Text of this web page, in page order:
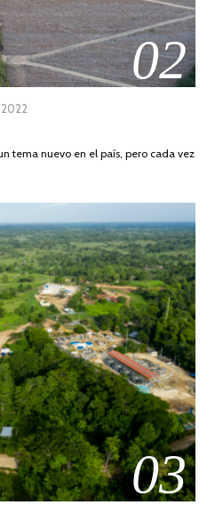
02
2022
DE
tema nuevo en el país, pero cada vez
03